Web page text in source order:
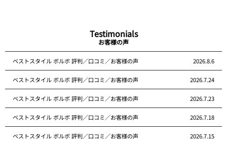
Testimonials
お客様の声
ベストスタイル ボルボ 評判／口コミ／お客様の声 2026.8.6
ベストスタイル ボルボ 評判／口コミ／お客様の声 2026.7.24
ベストスタイル ボルボ 評判／口コミ／お客様の声 2026.7.23
ベストスタイル ボルボ 評判／口コミ／お客様の声 2026.7.18
ベストスタイル ボルボ 評判／口コミ／お客様の声 2026.7.15